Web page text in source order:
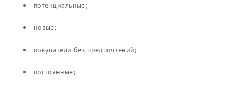
потенциальные;
новые;
покупатели без предпочтений;
постоянные;